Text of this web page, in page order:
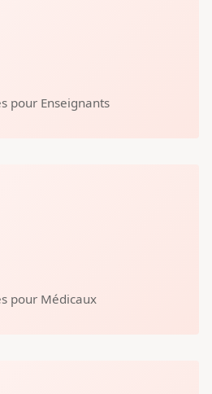
pour Enseignants
pour Médicaux